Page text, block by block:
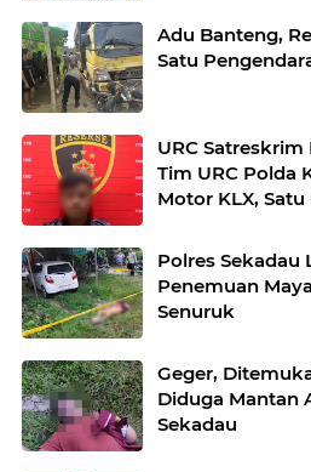
Adu Banteng,
Satu
URC
Tim URC Polda
Motor KLX,
Polres Sekadau
Penemuan
Senuruk
Geger,
Diduga Mantan
Sekadau